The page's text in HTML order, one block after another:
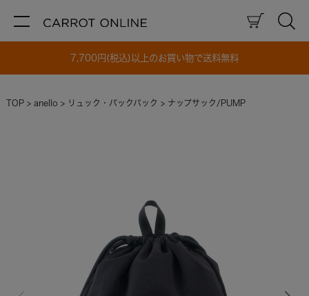
7,700円(税込)以上のお買い物で送料無料
TOP anello リュック・バックパック ナップサック/PUMP